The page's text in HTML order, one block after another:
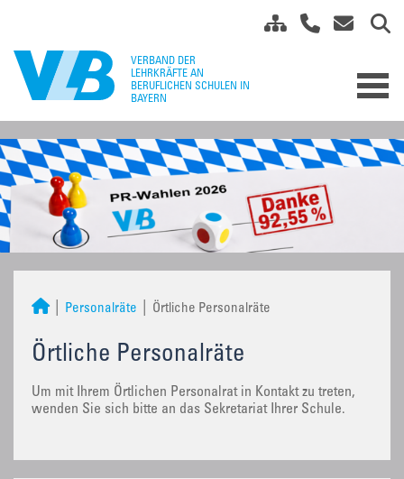
Personalräte Örtliche Personalräte
Örtliche Personalräte
Um mit Ihrem Örtlichen Personalrat in Kontakt zu treten,
wenden Sie sich bitte an das Sekretariat Ihrer Schule.